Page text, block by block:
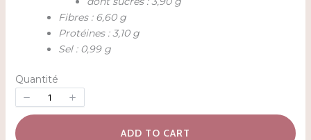
Fibres : 6,60 g
Protéines : 3,10 g
Sel : 0,99 g
Quantité
ADD TO CART